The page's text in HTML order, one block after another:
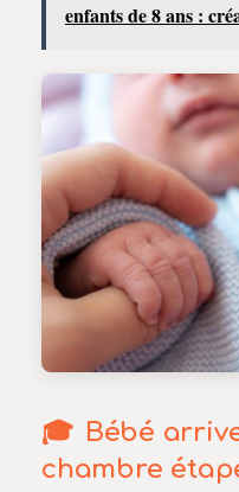
enfants de 8 ans :
Bébé
chambre